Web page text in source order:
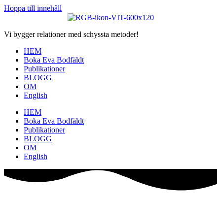
Hoppa till innehåll
Vi bygger relationer med schyssta metoder!
HEM
Boka Eva Bodfäldt
Publikationer
BLOGG
OM
English
HEM
Boka Eva Bodfäldt
Publikationer
BLOGG
OM
English